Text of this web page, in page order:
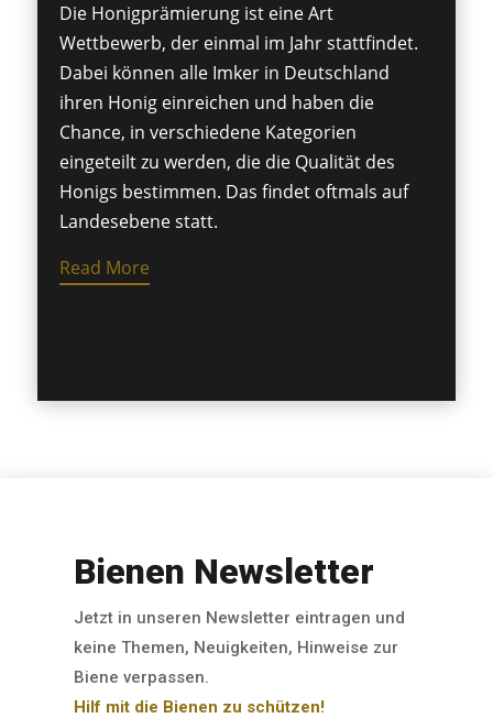
Die Honigprämierung ist eine Art
Wettbewerb, der einmal im Jahr stattfindet.
Dabei können alle Imker in Deutschland
ihren Honig einreichen und haben die
Chance, in verschiedene Kategorien
eingeteilt zu werden, die die Qualität des
Honigs bestimmen. Das findet oftmals auf
Landesebene statt.
Read More
Bienen Newsletter
Jetzt in unseren Newsletter eintragen und
keine Themen, Neuigkeiten, Hinweise zur
Biene verpassen.
Hilf mit die Bienen zu schützen!